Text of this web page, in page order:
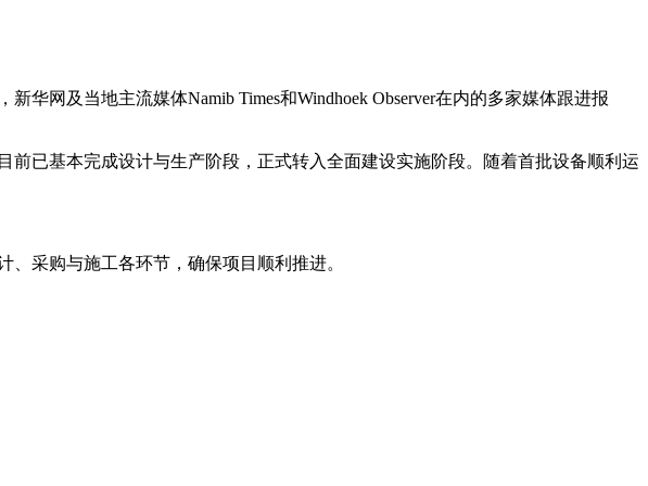
网及当地主流媒体Namib Times和Windhoek Observer在内的多家媒体跟进报
已基本完成设计与生产阶段，正式转入全面建设实施阶段。随着首批设备顺利运
采购与施工各环节，确保项目顺利推进。